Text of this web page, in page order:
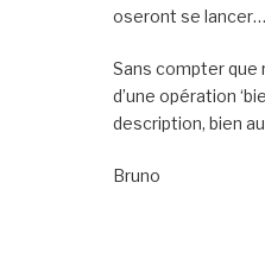
oseront se lancer…
Sans compter que
d’une opération
description, bien
Bruno